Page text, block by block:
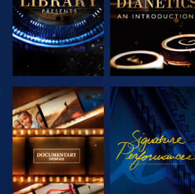
SERIE
ENTDECKEN
ANSEHEN